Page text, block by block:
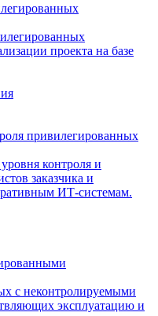
проекта на базе
привилегированных
контроля и
заказчика и
ИТ-системам.
с неконтролируемыми
эксплуатацию и